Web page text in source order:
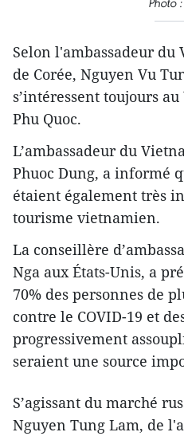
Selon l'ambassadeur
de Corée, Nguyen Vu
s’intéressent toujours
Phu Quoc.
L’ambassadeur du
Phuoc Dung, a informé
étaient également très
tourisme vietnamien.
La conseillère
Nga aux États-Unis, a
70% des personnes de
contre le COVID-19 et
progressivement
seraient une source
S’agissant du marché
Nguyen Tung Lam, de